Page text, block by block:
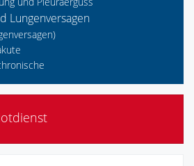
Lungenversagen